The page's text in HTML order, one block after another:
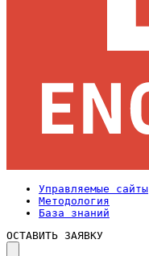
Управляемые сайты
Методология
База знаний
ОСТАВИТЬ ЗАЯВКУ